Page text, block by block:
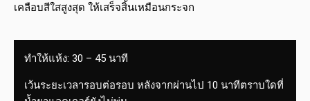
เคลือบสีใสสูงสุด ให้เสร็จสิ้นเหมือนกระจก
ทำให้แห้ง: 30 – 45 นาที
เว้นระยะเวลารอบต่อรอบ หลังจากผ่านไป 10 นาทีตราบใดที่